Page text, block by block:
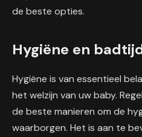
de beste opties.
Hygiëne en
Hygiëne is van essentieel
het welzijn van uw baby.
de beste manieren om de
waarborgen. Het is aan te